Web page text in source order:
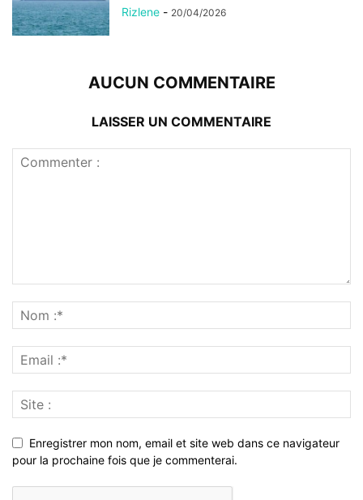
Rizlene - 20/04/2026
AUCUN COMMENTAIRE
LAISSER UN COMMENTAIRE
Enregistrer mon nom, email et site web dans ce navigateur
pour la prochaine fois que je commenterai.